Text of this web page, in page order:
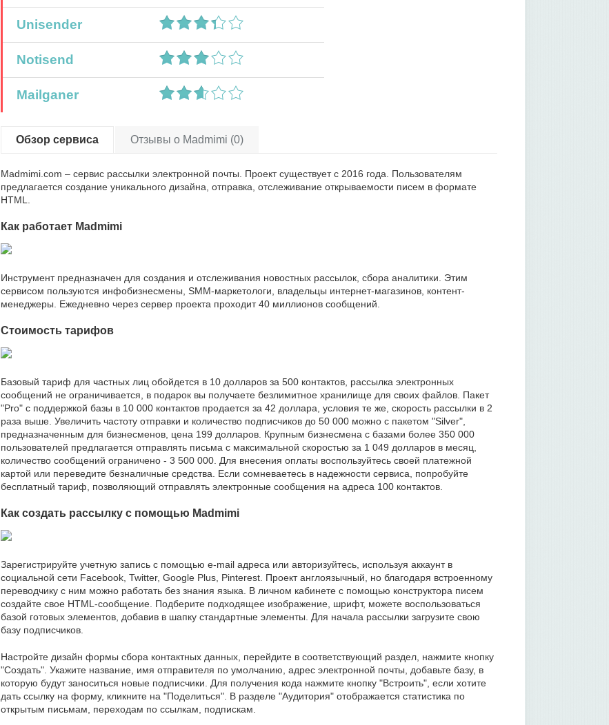
Unisender
Notisend
Mailganer
Обзор сервиса Отзывы о Madmimi (0)
Madmimi.com – сервис рассылки электронной почты. Проект существует с 2016 года. Пользователям
предлагается создание уникального дизайна, отправка, отслеживание открываемости писем в формате
HTML.
Как работает Madmimi
Инструмент предназначен для создания и отслеживания новостных рассылок, сбора аналитики. Этим
сервисом пользуются инфобизнесмены, SMM-маркетологи, владельцы интернет-магазинов, контент-
менеджеры. Ежедневно через сервер проекта проходит 40 миллионов сообщений.
Стоимость тарифов
Базовый тариф для частных лиц обойдется в 10 долларов за 500 контактов, рассылка электронных
сообщений не ограничивается, в подарок вы получаете безлимитное хранилище для своих файлов. Пакет
"Pro" с поддержкой базы в 10 000 контактов продается за 42 доллара, условия те же, скорость рассылки в 2
раза выше. Увеличить частоту отправки и количество подписчиков до 50 000 можно с пакетом "Silver",
предназначенным для бизнесменов, цена 199 долларов. Крупным бизнесмена с базами более 350 000
пользователей предлагается отправлять письма с максимальной скоростью за 1 049 долларов в месяц,
количество сообщений ограничено - 3 500 000. Для внесения оплаты воспользуйтесь своей платежной
картой или переведите безналичные средства. Если сомневаетесь в надежности сервиса, попробуйте
бесплатный тариф, позволяющий отправлять электронные сообщения на адреса 100 контактов.
Как создать рассылку с помощью Madmimi
Зарегистрируйте учетную запись с помощью e-mail адреса или авторизуйтесь, используя аккаунт в
социальной сети Facebook, Twitter, Google Plus, Pinterest. Проект англоязычный, но благодаря встроенному
переводчику с ним можно работать без знания языка. В личном кабинете с помощью конструктора писем
создайте свое HTML-сообщение. Подберите подходящее изображение, шрифт, можете воспользоваться
базой готовых элементов, добавив в шапку стандартные элементы. Для начала рассылки загрузите свою
базу подписчиков.
Настройте дизайн формы сбора контактных данных, перейдите в соответствующий раздел, нажмите кнопку
"Создать". Укажите название, имя отправителя по умолчанию, адрес электронной почты, добавьте базу, в
которую будут заноситься новые подписчики. Для получения кода нажмите кнопку "Встроить", если хотите
дать ссылку на форму, кликните на "Поделиться". В разделе "Аудитория" отображается статистика по
открытым письмам, переходам по ссылкам, подпискам.